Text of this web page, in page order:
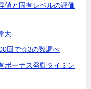
値と固有レベルの評価
大
回で☆3の数調べ
ボーナス発動タイミン